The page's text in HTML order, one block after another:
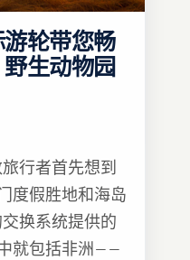
轮带您畅
生动物园
行者首先想到
度假胜地和海岛
换系统提供的
就包括非洲——